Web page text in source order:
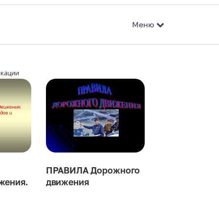
организации
Меню
ПРАВИЛА Дорожного
движения